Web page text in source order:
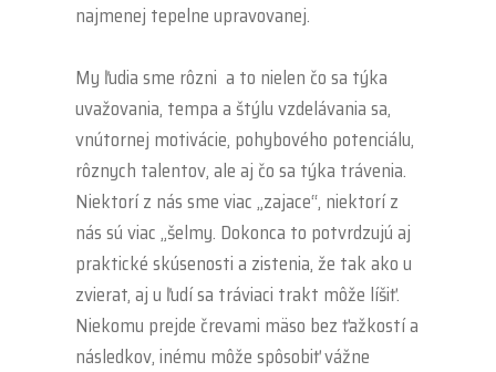
najmenej tepelne upravovanej.
My ľudia sme rôzni a to nielen čo sa týka
uvažovania, tempa a štýlu vzdelávania sa,
vnútornej motivácie, pohybového potenciálu,
rôznych talentov, ale aj čo sa týka trávenia.
Niektorí z nás sme viac „zajace“, niektorí z
nás sú viac „šelmy. Dokonca to potvrdzujú aj
praktické skúsenosti a zistenia, že tak ako u
zvierat, aj u ľudí sa tráviaci trakt môže líšiť.
Niekomu prejde črevami mäso bez ťažkostí a
následkov, inému môže spôsobiť vážne